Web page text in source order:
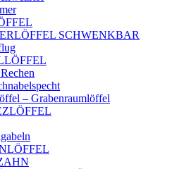
SCHWENKBAR
– Grabenraumlöffel